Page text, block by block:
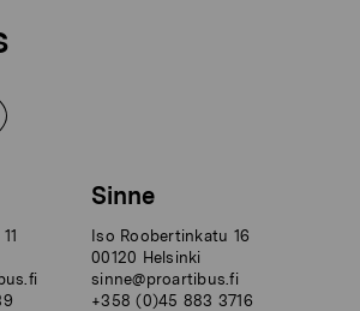
Sinne
Iso Roobertinkatu 16
00120 Helsinki
sinne@proartibus.fi
+358 (0)45 883 3716